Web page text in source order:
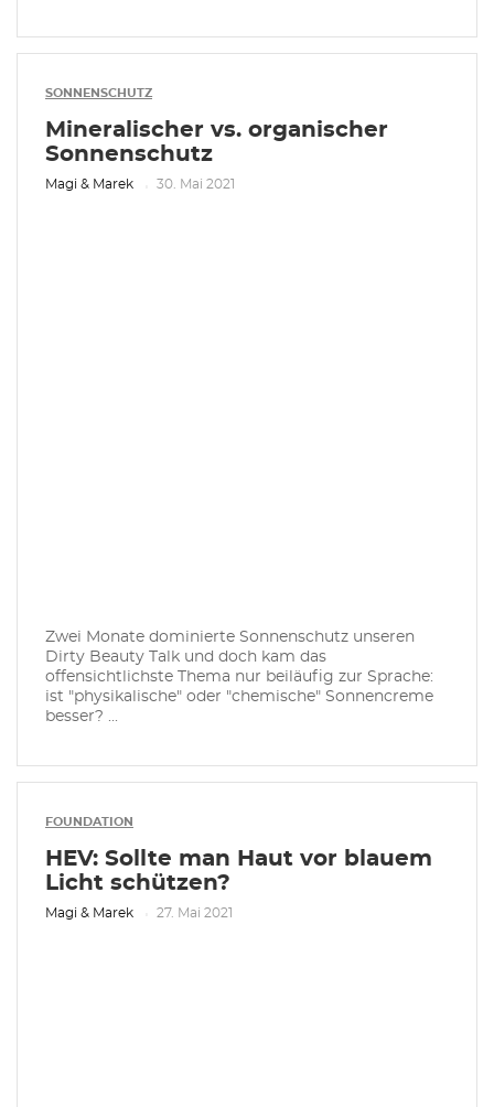
SONNENSCHUTZ
Mineralischer vs. organischer
Sonnenschutz
Magi & Marek 30. Mai 2021
Zwei Monate dominierte Sonnenschutz unseren
Dirty Beauty Talk und doch kam das
offensichtlichste Thema nur beiläufig zur Sprache:
ist "physikalische" oder "chemische" Sonnencreme
besser? ...
FOUNDATION
HEV: Sollte man Haut vor blauem
Licht schützen?
Magi & Marek 27. Mai 2021